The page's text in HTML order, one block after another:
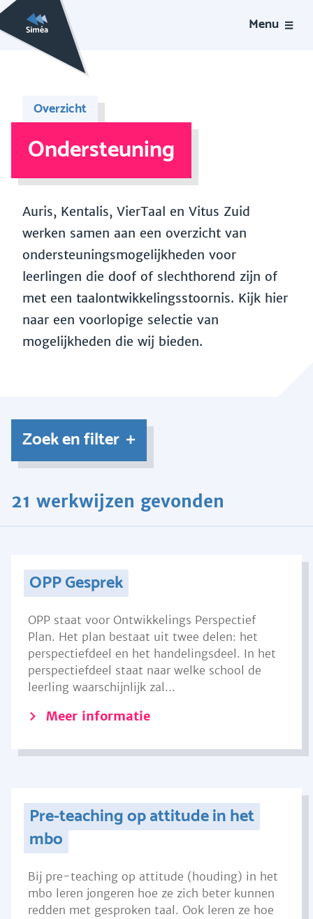
Menu
Overzicht
Ondersteuning
Auris, Kentalis, VierTaal en Vitus Zuid
werken samen aan een overzicht van
ondersteuningsmogelijkheden voor
leerlingen die doof of slechthorend zijn of
met een taalontwikkelingsstoornis. Kijk hier
naar een voorlopige selectie van
mogelijkheden die wij bieden.
Zoek en filter
21 werkwijzen gevonden
OPP Gesprek
OPP staat voor Ontwikkelings Perspectief
Plan. Het plan bestaat uit twee delen: het
perspectiefdeel en het handelingsdeel. In het
perspectiefdeel staat naar welke school de
leerling waarschijnlijk zal...
Meer informatie
Pre-teaching op attitude in het
mbo
Bij pre-teaching op attitude (houding) in het
mbo leren jongeren hoe ze zich beter kunnen
redden met gesproken taal. Ook leren ze hoe